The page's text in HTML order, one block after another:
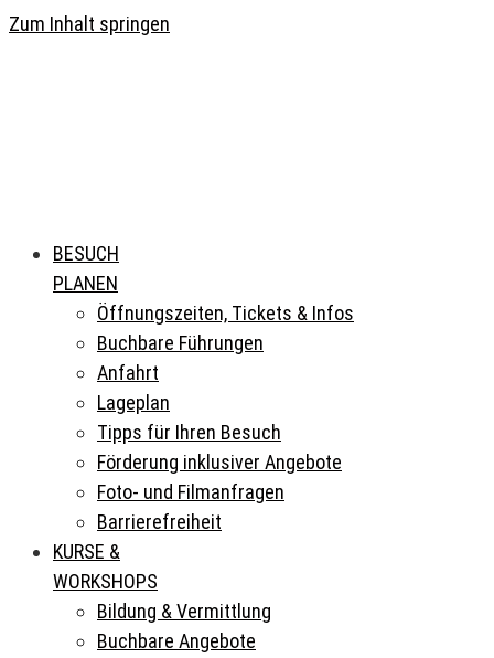
Zum Inhalt springen
BESUCH
PLANEN
Öffnungszeiten, Tickets & Infos
Buchbare Führungen
Anfahrt
Lageplan
Tipps für Ihren Besuch
Förderung inklusiver Angebote
Foto- und Filmanfragen
Barrierefreiheit
KURSE &
WORKSHOPS
Bildung & Vermittlung
Buchbare Angebote